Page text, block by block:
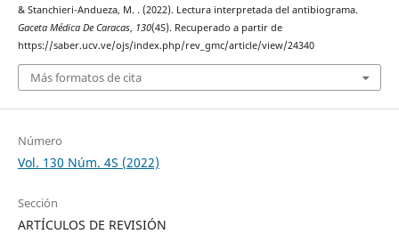
& Stanchieri-Andueza, M. . (2022). Lectura interpretada del antibiograma.
Gaceta Médica De Caracas, 130(4S). Recuperado a partir de
https://saber.ucv.ve/ojs/index.php/rev_gmc/article/view/24340
Más formatos de cita
Número
Vol. 130 Núm. 4S (2022)
Sección
ARTÍCULOS DE REVISIÓN